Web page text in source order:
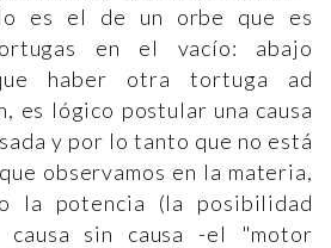
es el de un orbe que es
en el vacío: abajo
haber otra tortuga ad
es lógico postular una causa
y por lo tanto que no está
observamos en la materia,
la potencia (la posibilidad
causa sin causa -el "motor